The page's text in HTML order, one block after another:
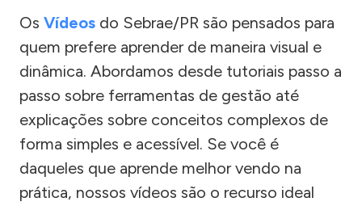
Os Vídeos do Sebrae/PR são pensados para
quem prefere aprender de maneira visual e
dinâmica. Abordamos desde tutoriais passo a
passo sobre ferramentas de gestão até
explicações sobre conceitos complexos de
forma simples e acessível. Se você é
daqueles que aprende melhor vendo na
prática, nossos vídeos são o recurso ideal